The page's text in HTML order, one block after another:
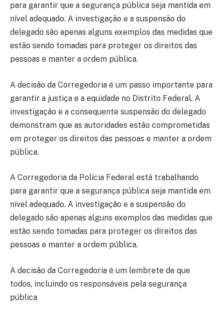
para garantir que a segurança pública seja mantida em
nível adequado. A investigação e a suspensão do
delegado são apenas alguns exemplos das medidas que
estão sendo tomadas para proteger os direitos das
pessoas e manter a ordem pública.
A decisão da Corregedoria é um passo importante para
garantir a justiça e a equidade no Distrito Federal. A
investigação e a consequente suspensão do delegado
demonstram que as autoridades estão comprometidas
em proteger os direitos das pessoas e manter a ordem
pública.
A Corregedoria da Polícia Federal está trabalhando
para garantir que a segurança pública seja mantida em
nível adequado. A investigação e a suspensão do
delegado são apenas alguns exemplos das medidas que
estão sendo tomadas para proteger os direitos das
pessoas e manter a ordem pública.
A decisão da Corregedoria é um lembrete de que
todos, incluindo os responsáveis pela segurança
pública